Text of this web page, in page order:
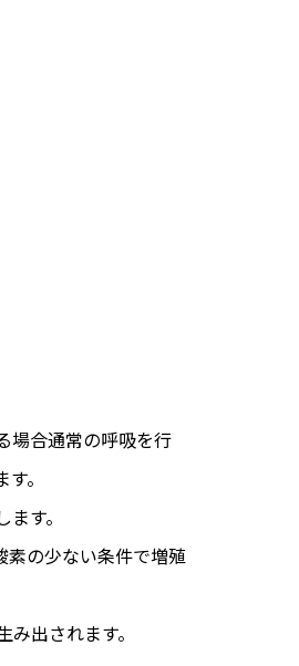
場合通常の呼吸を行
。
す。
素の少ない条件で増殖
出されます。